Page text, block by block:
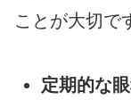
ことが大切で
定期的な